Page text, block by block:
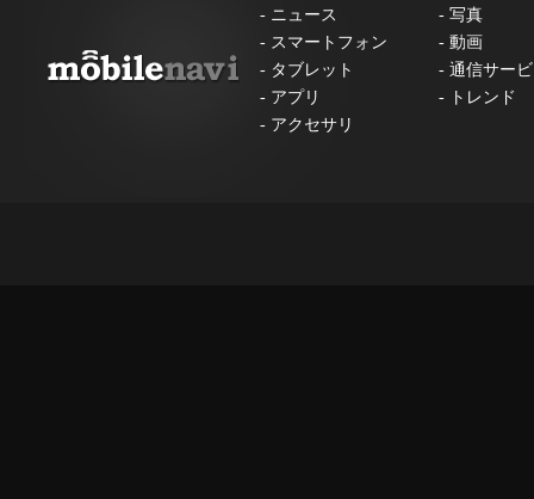
- ニュース - 写真
- スマートフォン - 動画
- タブレット - 通信サー
- アプリ -
トレンド
- アクセサリ